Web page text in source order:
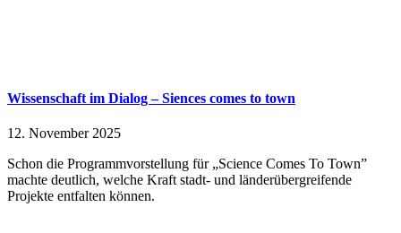
Wissenschaft im Dialog – Siences comes to town
12. November 2025
Schon die Programmvorstellung für „Science Comes To Town”
machte deutlich, welche Kraft stadt- und länderübergreifende
Projekte entfalten können.